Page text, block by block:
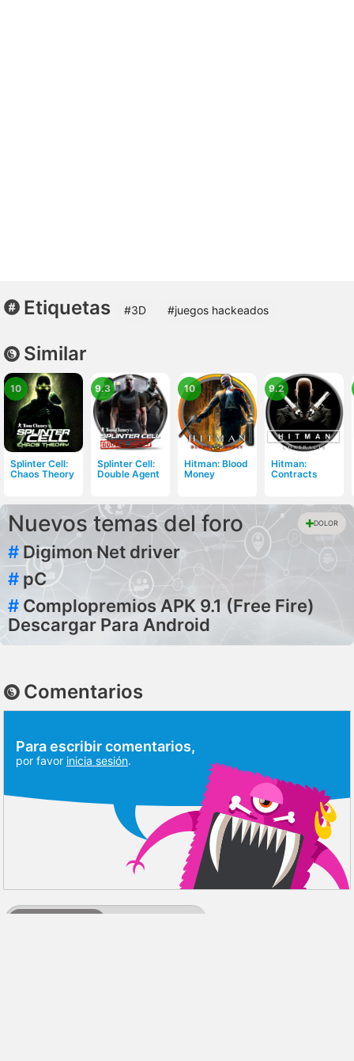
Etiquetas #3D #juegos hackeados
Similar
Splinter Cell:
Chaos Theory
10
Splinter Cell:
Double Agent
9.3
Hitman: Blood
Money
10
Hitman:
Contracts
9.2
Nuevos temas del foro DOLOR
# Digimon Net driver
# pC
# Complopremios APK 9.1 (Free Fire)
Descargar Para Android
Comentarios
Para escribir comentarios,
por favor inicia sesión.